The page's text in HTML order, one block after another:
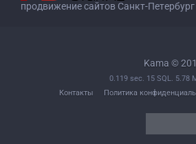
продвижение сайтов Санкт-Петербург
Kama ©
0.119 sec. 15 SQL. 5.78
Контакты
Политика